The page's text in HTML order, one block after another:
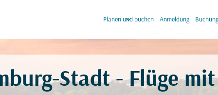
Planen und buchen
keyboard_arrow_down Anmeldung
Stadt - Flüge